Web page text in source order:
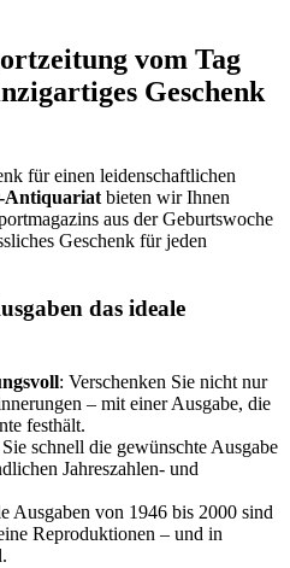
vom Tag
Geschenk
für einen leidenschaftlichen
Antiquariat bieten wir Ihnen
aus der Geburtswoche
Geschenk für jeden
das ideale
: Verschenken Sie nicht nur
– mit einer Ausgabe, die
festhält.
schnell die gewünschte Ausgabe
Jahreszahlen- und
Ausgaben von 1946 bis 2000 sind
Reproduktionen – und in